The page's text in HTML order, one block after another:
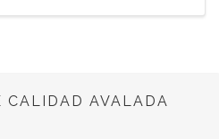
CALIDAD AVALADA